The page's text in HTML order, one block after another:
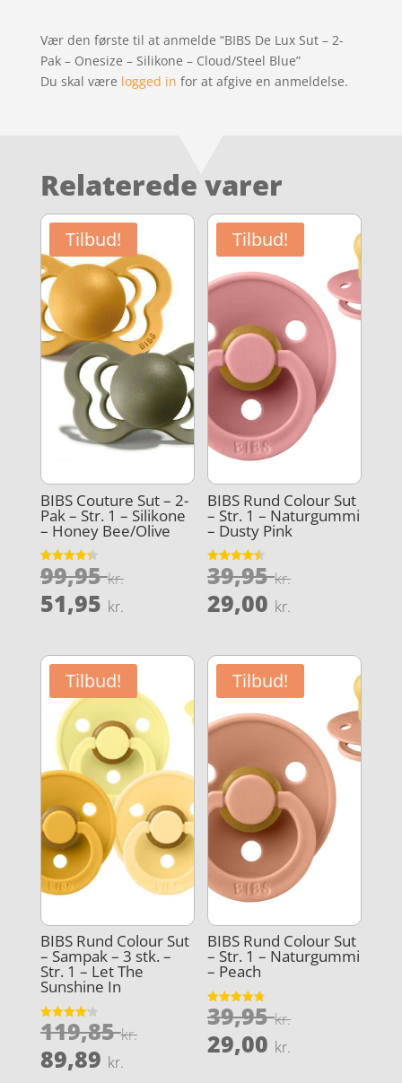
Vær den første til at anmelde “BIBS De Lux Sut – 2-
Pak – Onesize – Silikone – Cloud/Steel Blue”
Du skal være logged in for at afgive en anmeldelse.
Relaterede varer
Tilbud!
BIBS Couture Sut – 2-
Pak – Str. 1 – Silikone
– Honey Bee/Olive
Vurderet
4.3
99,95kr.Den
oprindelige
pris
99,95 kr..
51,95 kr.
pris
er:
51,95 kr..
Tilbud!
BIBS Rund Colour Sut
– Str. 1 – Naturgummi
– Dusty Pink
Vurderet
4.5
39,95kr.Den
39,95 kr..
29,00 kr.
pris
er:
29,00 kr..
Tilbud!
BIBS Rund Colour Sut
– Sampak – 3 stk. –
Str. 1 – Let The
Sunshine In
Vurderet
4.2
119,85kr.Den
oprindelige
89,89 kr.
Tilbud!
BIBS Rund Colour Sut
– Str. 1 – Naturgummi
– Peach
Vurderet
4.8
39,95kr.Den
29,00 kr.